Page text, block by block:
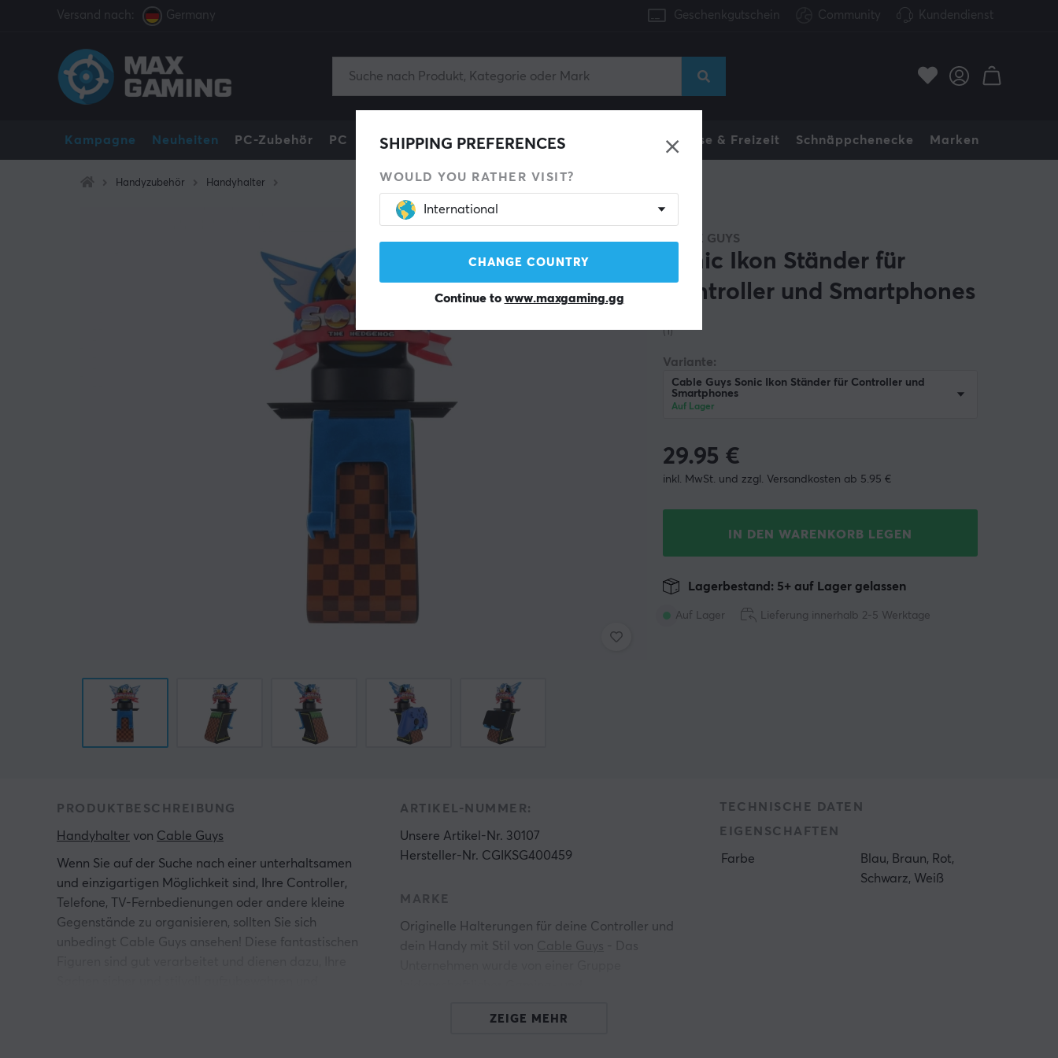
Versand nach: Germany Geschenkgutschein Community Kundendienst
Kampagne Neuheiten PC-Zubehör PC Konsole Gaming-Stühle Handyzubehör Zuhause & Freizeit Schnäppchenecke Marken
SHIPPING PREFERENCES
WOULD YOU RATHER VISIT?
International
CHANGE COUNTRY
Continue to www.maxgaming.gg
Handyzubehör Handyhalter
CABLE GUYS
Sonic Ikon Ständer für
Controller und Smartphones
(1)
Variante:
Cable Guys Sonic Ikon Ständer für Controller und
Smartphones
Auf Lager
29.95 €
inkl. MwSt. und zzgl. Versandkosten ab 5.95 €
IN DEN WARENKORB LEGEN
Auf Lager
Lagerbestand: 5+ auf Lager gelassen
Lieferung innerhalb 2-5 Werktage
PRODUKTBESCHREIBUNG
Handyhalter von Cable Guys
Wenn Sie auf der Suche nach einer unterhaltsamen
und einzigartigen Möglichkeit sind, Ihre Controller,
Telefone, TV-Fernbedienungen oder andere kleine
Gegenstände zu organisieren, sollten Sie sich
unbedingt Cable Guys ansehen! Diese fantastischen
ARTIKEL-NUMMER:
Unsere Artikel-Nr. 30107
Hersteller-Nr. CGIKSG400459
MARKE
Originelle Halterungen für deine Controller und
dein Handy mit Stil von
Cable Guys
glauben, Spaß und Funktion
TECHNISCHE DATEN
EIGENSCHAFTEN
Farbe
Blau, Braun, Rot,
Schwarz, Weiß
ZEIGE MEHR